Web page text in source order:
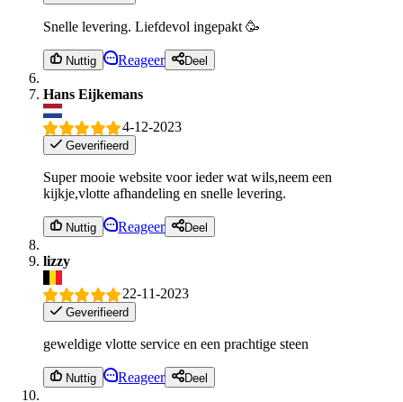
Snelle levering. Liefdevol ingepakt 🥳
Nuttig Reageer Deel
Hans Eijkemans
4-12-2023
Geverifieerd
Super mooie website voor ieder wat wils,neem een
kijkje,vlotte afhandeling en snelle levering.
Nuttig Reageer Deel
lizzy
22-11-2023
Geverifieerd
geweldige vlotte service en een prachtige steen
Nuttig Reageer Deel